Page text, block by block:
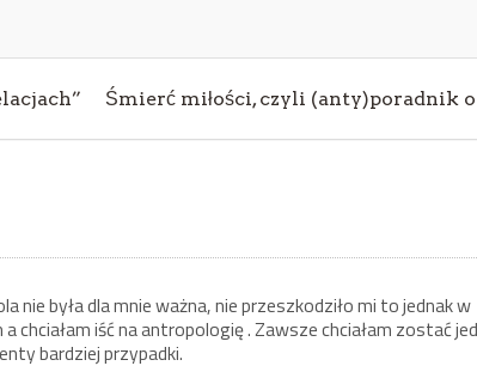
Śmierć miłości, czyli (anty)poradnik
nie była dla mnie ważna, nie przeszkodziło mi to jednak w
chciałam iść na antropologię . Zawsze chciałam zostać
bardziej przypadki.